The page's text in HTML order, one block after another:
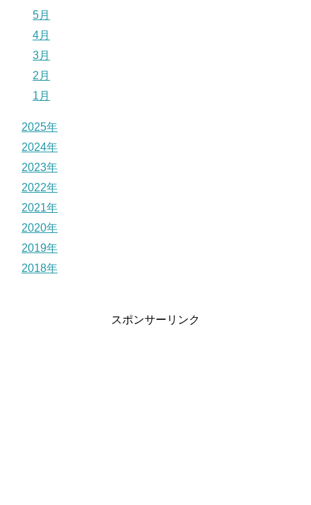
5月
4月
3月
2月
1月
2025年
2024年
2023年
2022年
2021年
2020年
2019年
2018年
スポンサーリンク